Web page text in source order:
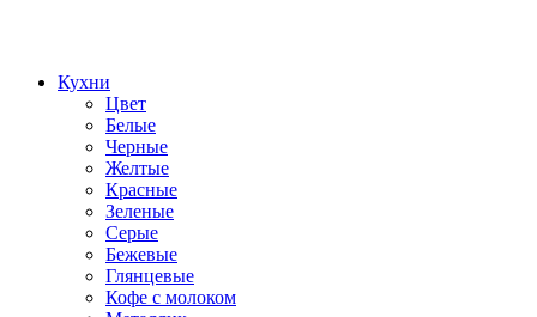
Кухни
Цвет
Белые
Черные
Желтые
Красные
Зеленые
Серые
Бежевые
Глянцевые
Кофе с молоком